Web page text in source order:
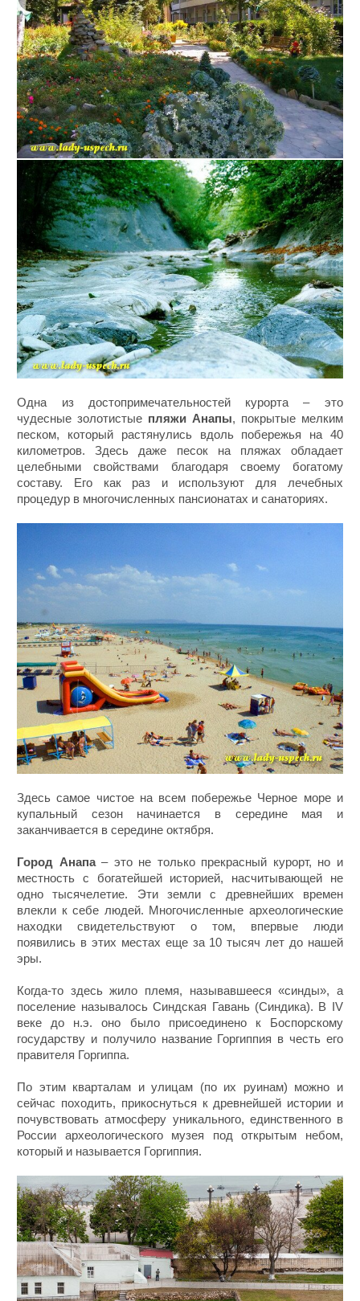
Одна из достопримечательностей курорта – это
чудесные золотистые пляжи Анапы, покрытые мелким
песком, который растянулись вдоль побережья на 40
километров. Здесь даже песок на пляжах обладает
целебными свойствами благодаря своему богатому
составу. Его как раз и используют для лечебных
процедур в многочисленных пансионатах и санаториях.
Здесь самое чистое на всем побережье Черное море и
купальный сезон начинается в середине мая и
заканчивается в середине октября.
Город Анапа– это не только прекрасный курорт, но и
местность с богатейшей историей, насчитывающей не
одно тысячелетие. Эти земли с древнейших времен
влекли к себе людей. Многочисленные археологические
находки свидетельствуют о том, впервые люди
появились в этих местах еще за 10 тысяч лет до нашей
эры.
Когда-то здесь жило племя, называвшееся «синды», а
поселение называлось Синдская Гавань (Синдика). В IV
веке до н.э. оно было присоединено к Боспорскому
государству и получило название Горгиппия в честь его
правителя Горгиппа.
По этим кварталам и улицам (по их руинам) можно и
сейчас походить, прикоснуться к древнейшей истории и
почувствовать атмосферу уникального, единственного в
России археологического музея под открытым небом,
который и называется Горгиппия.